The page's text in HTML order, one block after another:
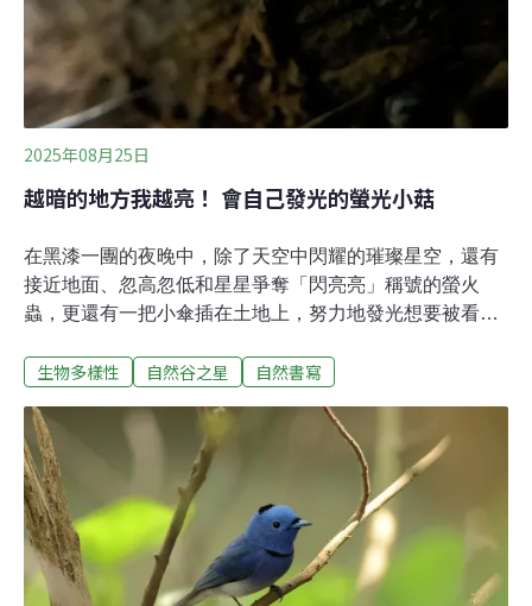
膜，形狀十分多樣，長條形、圓形或線形；魚鱗狀、口袋
型、管狀或盾狀……等等，一時表列不完。這讓我回想
起，第一次
2025年08月25日
越暗的地方我越亮！ 會自己發光的螢光小菇
在黑漆一團的夜晚中，除了天空中閃耀的璀璨星空，還有
接近地面、忽高忽低和星星爭奪「閃亮亮」稱號的螢火
蟲，更還有一把小傘插在土地上，努力地發光想要被看
發出螢光的真菌，屬於小菇科。第一次遇見它是在嘉義的
位熱愛自然環境所有特別東西的朋友這樣問我，我也是毫
不猶豫地就跟著他的腳步，一起在夜晚中前進至密林裡。
在我的認知中，只知道有些動物會發光，像是螢火蟲、鮟
鱇魚（利用發光細菌）、夜光蟲（馬祖藍眼淚）等，但菇
菇或植物會發光這件事，我只有在《阿凡達》電影中看過
類似場景而已。對常常夜觀的我來說，晚上走在步道上是
輕輕鬆鬆的，但目光總還是被掛在樹上的蛇，或是躁動不
生物多樣性 自然谷之星 自然書寫